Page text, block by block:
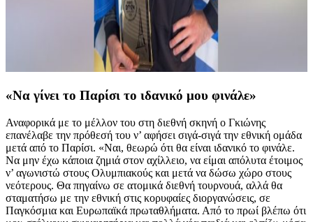
«Να γίνει το Παρίσι το ιδανικό μου φινάλε»
Αναφορικά με το μέλλον του στη διεθνή σκηνή ο Γκιώνης
επανέλαβε την πρόθεσή του ν’ αφήσει σιγά-σιγά την εθνική ομάδα
μετά από το Παρίσι. «Ναι, θεωρώ ότι θα είναι ιδανικό το φινάλε.
Να μην έχω κάποια ζημιά στον αχίλλειο, να είμαι απόλυτα έτοιμος
ν’ αγωνιστώ στους Ολυμπιακούς και μετά να δώσω χώρο στους
νεότερους. Θα πηγαίνω σε ατομικά διεθνή τουρνουά, αλλά θα
σταματήσω με την εθνική στις κορυφαίες διοργανώσεις, σε
Παγκόσμια και Ευρωπαϊκά πρωταθλήματα. Από το πρωί βλέπω ότι